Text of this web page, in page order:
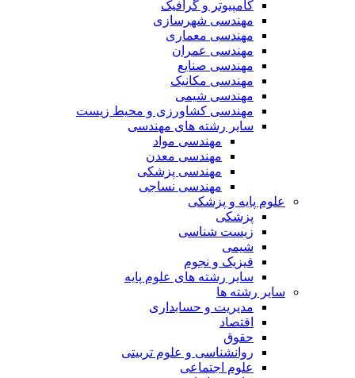
کامپیوتر و گرافیک
مهندسی شهرسازی
مهندسی معماری
مهندسی عمران
مهندسی صنایع
مهندسی مکانیک
مهندسی شیمی
مهندسی کشاورزی و محیط زیست
سایر رشته های مهندسی
مهندسی مواد
مهندسی معدن
مهندسی پزشکی
مهندسی نساجی
علوم پایه و پزشکی
پزشکی
زیست شناسی
شیمی
فیزیک و نجوم
سایر رشته های علوم پایه
سایر رشته ها
مدیریت و حسابداری
اقتصاد
حقوق
روانشناسی و علوم تربیتی
علوم اجتماعی